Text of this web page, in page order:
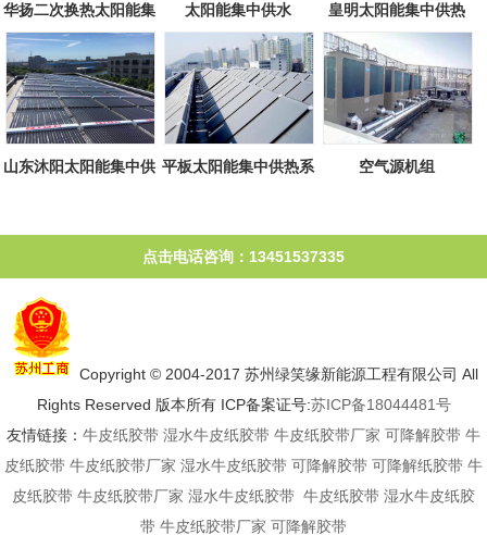
华扬二次换热太阳能集
中系统
太阳能集中供水 皇明太阳能集中供热
山东沐阳太阳能集中供 平板太阳能集中供热系
空气源机组
点击电话咨询：13451537335
Copyright © 2004-2017 苏州绿笑缘新能源工程有限公司 All
Rights Reserved 版本所有 ICP备案证号:苏ICP备18044481号
友情链接： 牛皮纸胶带 湿水牛皮纸胶带 牛皮纸胶带厂家 可降解胶带 牛
皮纸胶带 牛皮纸胶带厂家 湿水牛皮纸胶带 可降解胶带 可降解纸胶带 牛
皮纸胶带 牛皮纸胶带厂家 湿水牛皮纸胶带 牛皮纸胶带 湿水牛皮纸胶
带 牛皮纸胶带厂家 可降解胶带